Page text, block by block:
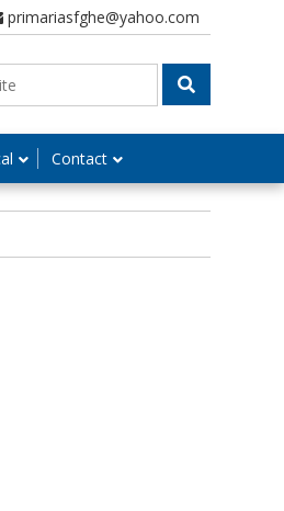
primariasfghe@yahoo.com
Contact